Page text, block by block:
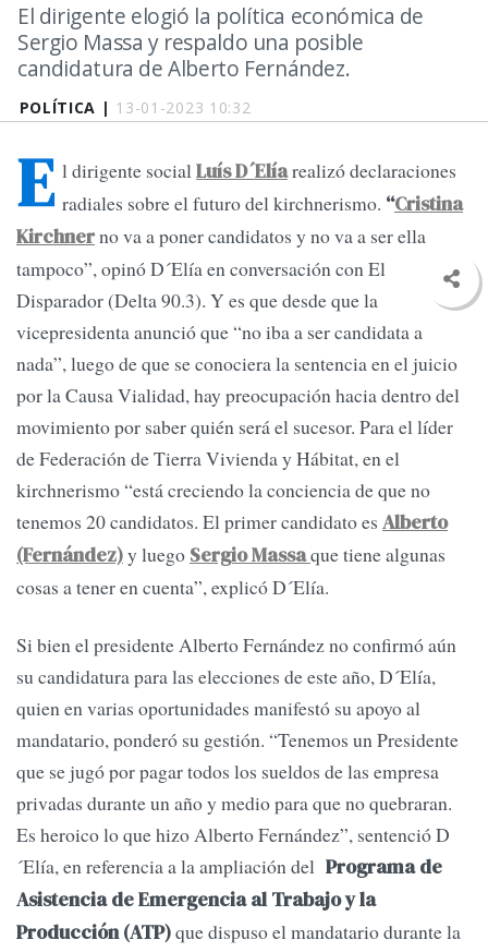
POLÍTICA | 13-01-2023 10:32
El dirigente elogió la política económica de
Sergio Massa y respaldo una posible
candidatura de Alberto Fernández.
E l dirigente socialLuís D´Elíarealizó declaraciones
radiales sobre el futuro del kirchnerismo. “Cristina
Kirchnerno va a poner candidatos y no va a ser ella
tampoco”, opinó D´Elía en conversación con El
Disparador (Delta 90.3). Y es que desde que la
vicepresidenta anunció que “no iba a ser candidata a
nada”, luego de que se conociera la sentencia en el juicio
por la Causa Vialidad, hay preocupación hacia dentro del
movimiento por saber quién será el sucesor. Para el líder
de Federación de Tierra Vivienda y Hábitat, en el
kirchnerismo “está creciendo la conciencia de que no
tenemos 20 candidatos. El primer candidato es Alberto
(Fernández)y luego Sergio Massaque tiene algunas
cosas a tener en cuenta”, explicó D´Elía.
Si bien el presidente Alberto Fernández no confirmó aún
su candidatura para las elecciones de este año, D´Elía,
quien en varias oportunidades manifestó su apoyo al
mandatario, ponderó su gestión. “Tenemos un Presidente
que se jugó por pagar todos los sueldos de las empresa
privadas durante un año y medio para que no quebraran.
Es heroico lo que hizo Alberto Fernández”, sentenció D
´Elía, en referencia a la ampliación del Programa de
Asistencia de Emergencia al Trabajo y la
Producción (ATP)que dispuso el mandatario durante la